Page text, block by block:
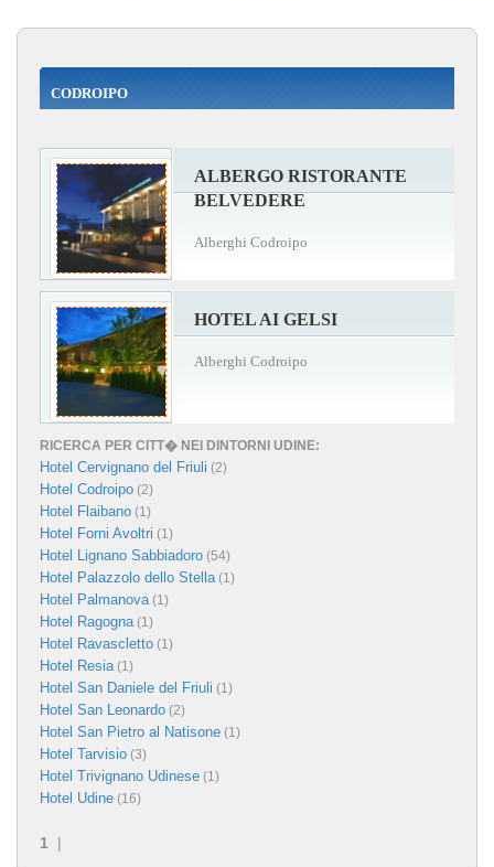
CODROIPO
ALBERGO RISTORANTE
BELVEDERE
Alberghi Codroipo
HOTEL AI GELSI
Alberghi Codroipo
RICERCA PER CITT� NEI DINTORNI UDINE:
Hotel Cervignano del Friuli (2)
Hotel Codroipo (2)
Hotel Flaibano (1)
Hotel Forni Avoltri (1)
Hotel Lignano Sabbiadoro (54)
Hotel Palazzolo dello Stella(1)
Hotel Palmanova(1)
Hotel Ragogna(1)
Hotel Ravascletto (1)
Hotel Resia(1)
Hotel San Daniele del Friuli (1)
Hotel San Leonardo (2)
Hotel San Pietro al Natisone (1)
Hotel Tarvisio (3)
Hotel Trivignano Udinese (1)
Hotel Udine (16)
1 |